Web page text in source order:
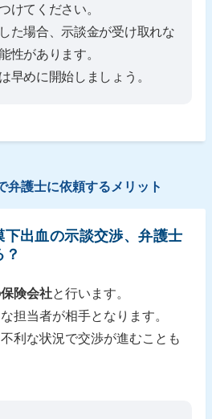
けてください。
た場合、示談金が受け取れな
性があります。
早めに開始しましょう。
弁護士に依頼するメリット
下出血の示談交渉、弁護士
険会社と行います。
担当者が相手となります。
利な状況で交渉が進むことも